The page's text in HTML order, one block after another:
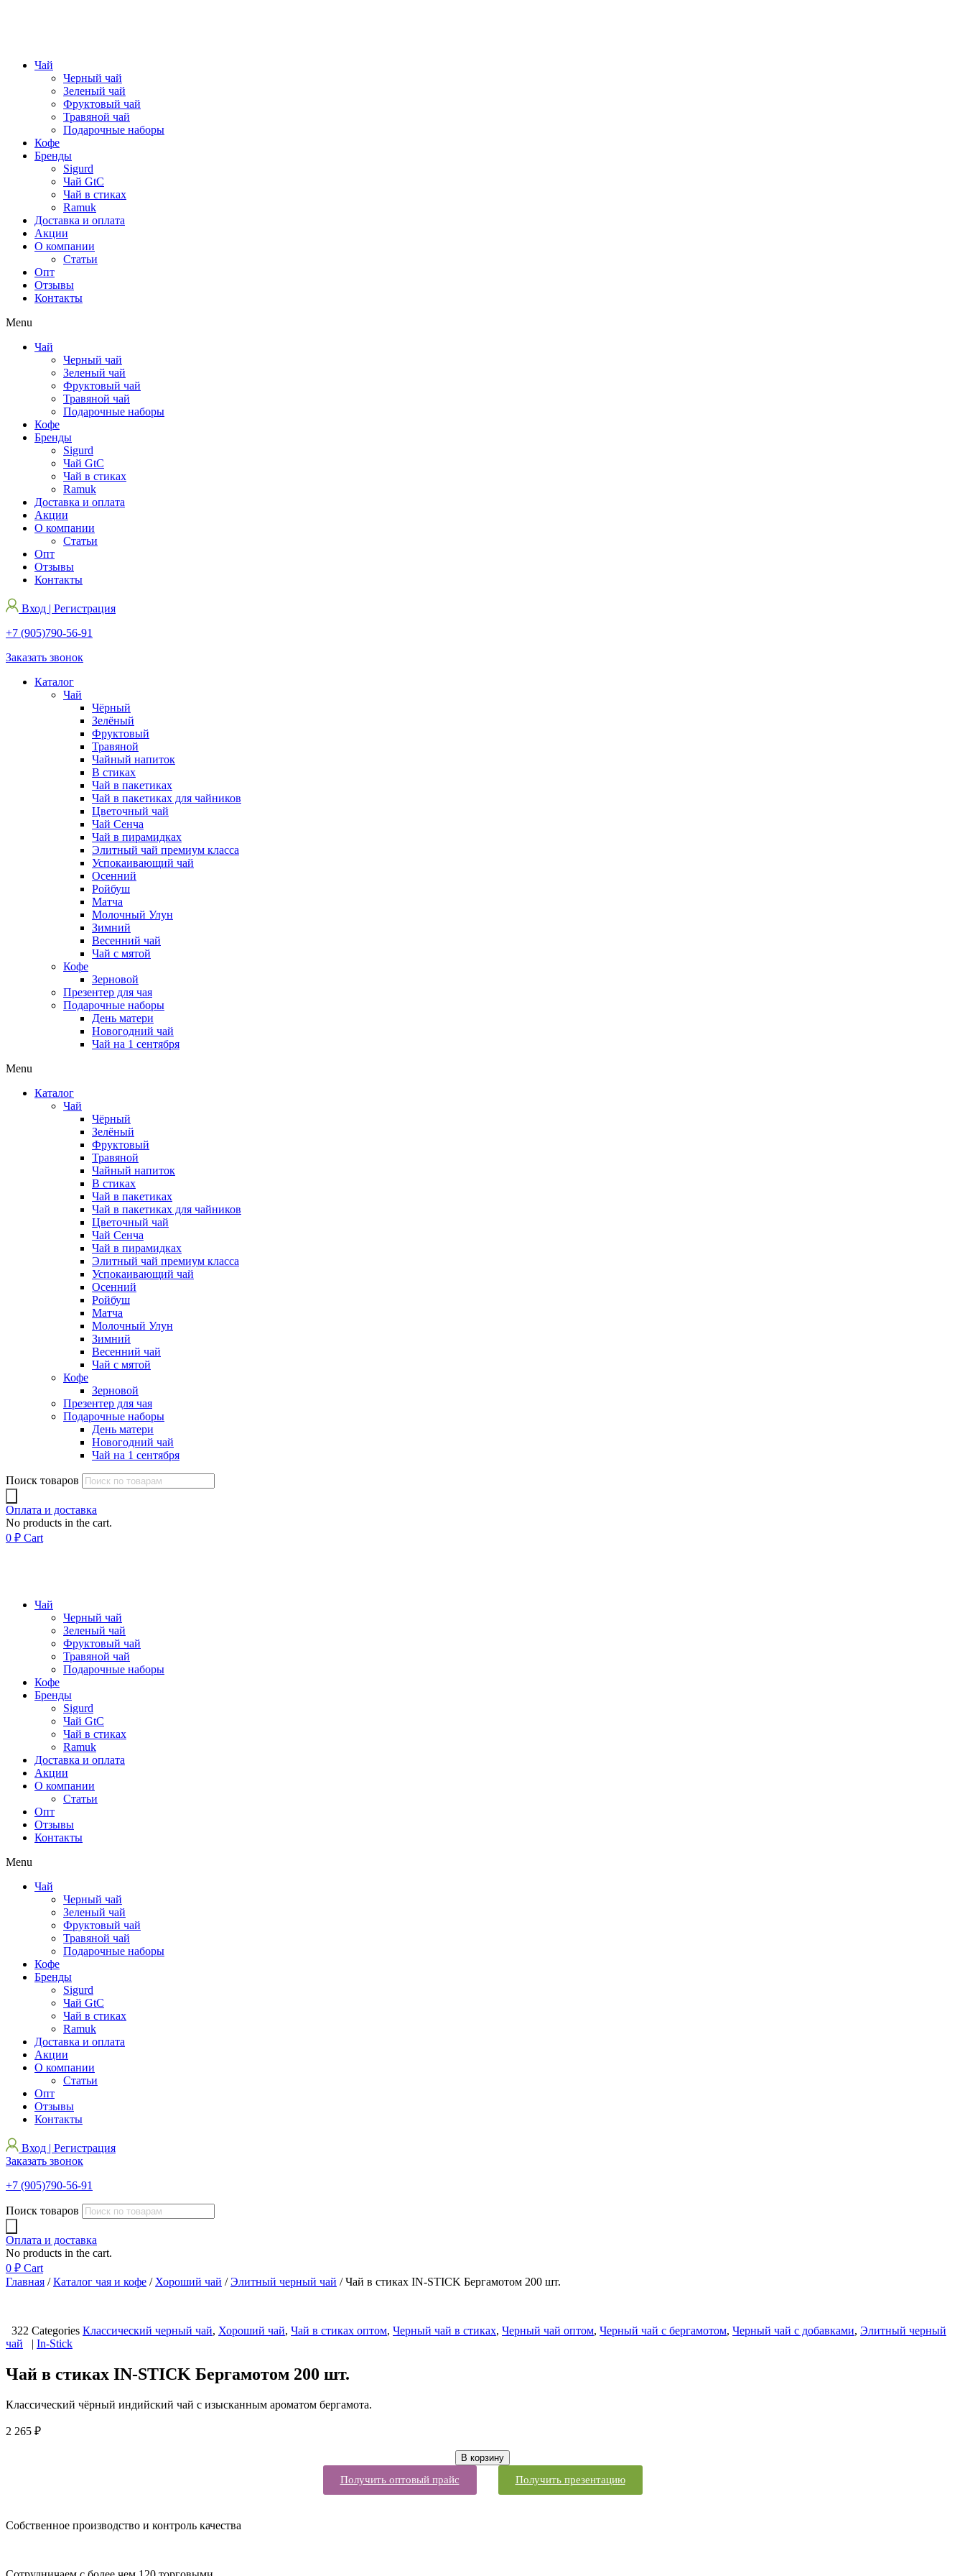
Чай
Черный чай
Зеленый чай
Фруктовый чай
Травяной чай
Подарочные наборы
Кофе
Бренды
Sigurd
Чай GtC
Чай в стиках
Ramuk
Доставка и оплата
Акции
О компании
Статьи
Опт
Отзывы
Контакты
Menu
Чай
Черный чай
Зеленый чай
Фруктовый чай
Травяной чай
Подарочные наборы
Кофе
Бренды
Sigurd
Чай GtC
Чай в стиках
Ramuk
Доставка и оплата
Акции
О компании
Статьи
Опт
Отзывы
Контакты
Вход | Регистрация
+7 (905)790-56-91
Заказать звонок
Каталог
Чай
Чёрный
Зелёный
Фруктовый
Травяной
Чайный напиток
В стиках
Чай в пакетиках
Чай в пакетиках для чайников
Цветочный чай
Чай Сенча
Чай в пирамидках
Элитный чай премиум класса
Успокаивающий чай
Осенний
Ройбуш
Матча
Молочный Улун
Зимний
Весенний чай
Чай с мятой
Кофе
Зерновой
Презентер для чая
Подарочные наборы
День матери
Новогодний чай
Чай на 1 сентября
Menu
Каталог
Чай
Чёрный
Зелёный
Фруктовый
Травяной
Чайный напиток
В стиках
Чай в пакетиках
Чай в пакетиках для чайников
Цветочный чай
Чай Сенча
Чай в пирамидках
Элитный чай премиум класса
Успокаивающий чай
Осенний
Ройбуш
Матча
Молочный Улун
Зимний
Весенний чай
Чай с мятой
Кофе
Зерновой
Презентер для чая
Подарочные наборы
День матери
Новогодний чай
Чай на 1 сентября
Поиск товаров
Оплата и доставка
No products in the cart.
0 ₽ Cart
Чай
Черный чай
Зеленый чай
Фруктовый чай
Травяной чай
Подарочные наборы
Кофе
Бренды
Sigurd
Чай GtC
Чай в стиках
Ramuk
Доставка и оплата
Акции
О компании
Статьи
Опт
Отзывы
Контакты
Menu
Чай
Черный чай
Зеленый чай
Фруктовый чай
Травяной чай
Подарочные наборы
Кофе
Бренды
Sigurd
Чай GtC
Чай в стиках
Ramuk
Доставка и оплата
Акции
О компании
Статьи
Опт
Отзывы
Контакты
Вход | Регистрация
Заказать звонок
+7 (905)790-56-91
Поиск товаров
Оплата и доставка
No products in the cart.
0 ₽ Cart
Главная /Каталог чая и кофе / Хороший чай /Элитный черный чай / Чай в стиках IN-STICK Бергамотом 200 шт.
322 Categories Классический черный чай, Хороший чай, Чай в стиках оптом, Черный чай в стиках, Черный чай оптом, Черный чай с бергамотом, Черный чай с добавками, Элитный черный
чай
| In-Stick
Чай в стиках IN-STICK Бергамотом 200 шт.
Классический чёрный индийский чай с изысканным ароматом бергамота.
2 265 ₽
В корзину
Получить оптовый прайс Получить презентацию
Собственное производство и контроль качества